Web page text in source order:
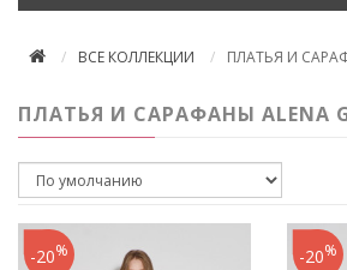
ВСЕ КОЛЛЕКЦИИ ПЛАТЬЯ И
ПЛАТЬЯ И САРАФАНЫ ALENA
-20% -20%